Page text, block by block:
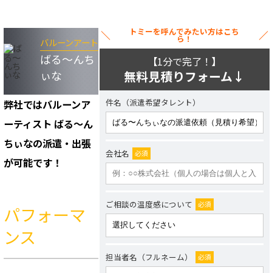
バルーンアート
ばる〜んち
ぃな
弊社ではバルーンア
ーティスト ばる〜ん
ちぃなの派遣・出張
が可能です！
パフォーマ
ンス
トミーを呼んでみたい方はこち
ら！
【1分で完了！】
無料見積りフォーム↓
件名（派遣希望タレント）
会社名 必須
ご相談の温度感について 必須
担当者名（フルネーム） 必須